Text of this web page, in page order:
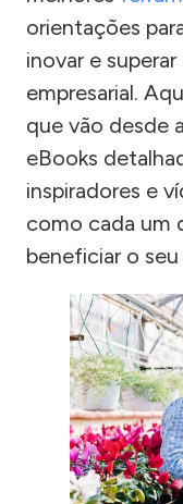
orientações
inovar e
empresarial.
que vão desde
eBooks
inspiradores e
como cada um
beneficiar o